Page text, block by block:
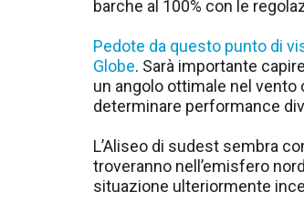
barche al 100% con le
Pedote da questo punto di
Globe. Sarà importante
un angolo ottimale nel
determinare performance
L’Aliseo di sudest sembra
troveranno nell’emisfero
situazione ulteriormente